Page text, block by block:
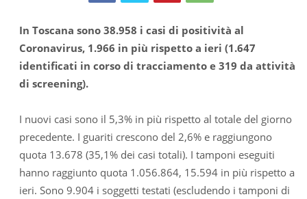
In Toscana sono 38.958 i casi di positività al
Coronavirus, 1.966 in più rispetto a ieri (1.647
identificati in corso di tracciamento e 319 da attività
di screening).
I nuovi casi sono il 5,3% in più rispetto al totale del giorno
precedente. I guariti crescono del 2,6% e raggiungono
quota 13.678 (35,1% dei casi totali). I tamponi eseguiti
hanno raggiunto quota 1.056.864, 15.594 in più rispetto a
ieri. Sono 9.904 i soggetti testati (escludendo i tamponi di